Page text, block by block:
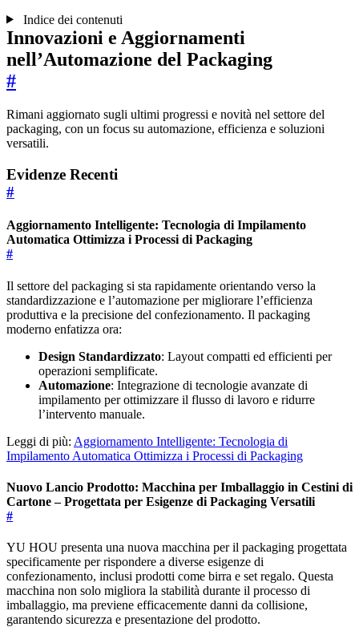
Indice dei contenuti
Innovazioni e Aggiornamenti
nell’Automazione del Packaging
#
Rimani aggiornato sugli ultimi progressi e novità nel settore del
packaging, con un focus su automazione, efficienza e soluzioni
versatili.
Evidenze Recenti
#
Aggiornamento Intelligente: Tecnologia di Impilamento
Automatica Ottimizza i Processi di Packaging
#
Il settore del packaging si sta rapidamente orientando verso la
standardizzazione e l’automazione per migliorare l’efficienza
produttiva e la precisione del confezionamento. Il packaging
moderno enfatizza ora:
Design Standardizzato: Layout compatti ed efficienti per
operazioni semplificate.
Automazione: Integrazione di tecnologie avanzate di
impilamento per ottimizzare il flusso di lavoro e ridurre
l’intervento manuale.
Leggi di più: Aggiornamento Intelligente: Tecnologia di
Impilamento Automatica Ottimizza i Processi di Packaging
Nuovo Lancio Prodotto: Macchina per Imballaggio in Cestini di
Cartone – Progettata per Esigenze di Packaging Versatili
#
YU HOU presenta una nuova macchina per il packaging progettata
specificamente per rispondere a diverse esigenze di
confezionamento, inclusi prodotti come birra e set regalo. Questa
macchina non solo migliora la stabilità durante il processo di
imballaggio, ma previene efficacemente danni da collisione,
garantendo sicurezza e presentazione del prodotto.